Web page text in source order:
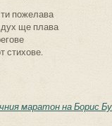
пожелава
ще плава
стихове.
маратон на Борис